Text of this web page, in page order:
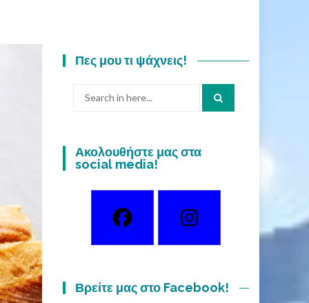
Πες μου τι ψάχνεις!
Ακολουθήστε μας στα
social media!
Βρείτε μας στο Facebook!